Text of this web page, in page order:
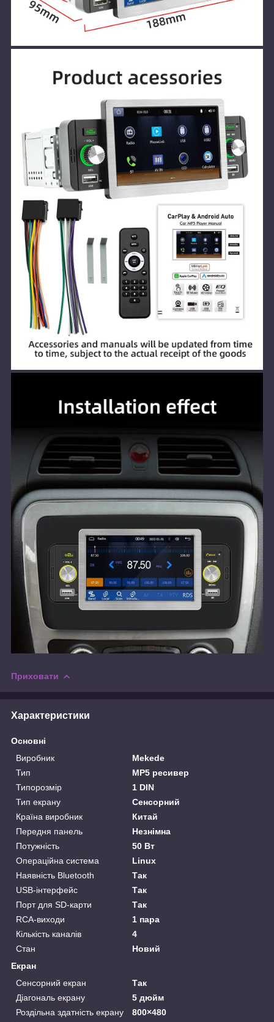
Приховати
Характеристики
Основні
Виробник
Mekede
Тип
MP5 ресивер
Типорозмір
1 DIN
Тип екрану
Сенсорний
Країна виробник
Китай
Передня панель
Незнімна
Потужність
50 Вт
Операційна система
Linux
Наявність Bluetooth
Так
USB-інтерфейс
Так
Порт для SD-карти
Так
RCA-виходи
1 пара
Кількість каналів
4
Стан
Новий
Екран
Сенсорний екран
Так
Діагональ екрану
5 дюйм
Роздільна здатність екрану
800×480